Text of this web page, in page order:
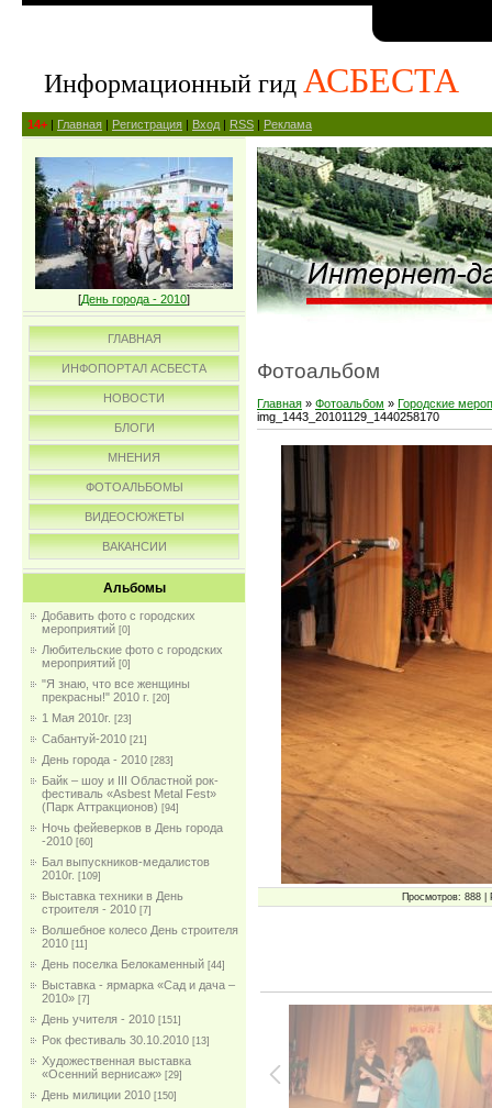
Информационный гид АСБЕСТА
14+ | Главная | Регистрация | Вход | RSS | Реклама
[День города - 2010]
ГЛАВНАЯ
ИНФОПОРТАЛ АСБЕСТА
НОВОСТИ
БЛОГИ
МНЕНИЯ
ФОТОАЛЬБОМЫ
ВИДЕОСЮЖЕТЫ
ВАКАНСИИ
Альбомы
Добавить фото с городских
мероприятий [0]
Любительские фото с городских
мероприятий [0]
"Я знаю, что все женщины
прекрасны!" 2010 г. [20]
1 Мая 2010г. [23]
Сабантуй-2010 [21]
День города - 2010 [283]
Байк – шоу и III Областной рок-
фестиваль «Asbest Metal Fest»
(Парк Аттракционов) [94]
Ночь фейеверков в День города
-2010 [60]
Бал выпускников-медалистов
2010г. [109]
Выставка техники в День
строителя - 2010 [7]
Волшебное колесо День строителя
2010 [11]
День поселка Белокаменный [44]
Выставка - ярмарка «Сад и дача –
2010» [7]
День учителя - 2010 [151]
Рок фестиваль 30.10.2010 [13]
Художественная выставка
«Осенний вернисаж» [29]
День милиции 2010 [150]
Фотоальбом
Главная » Фотоальбом » Городские
img_1443_20101129_1440258170
Просмотров: 888 |